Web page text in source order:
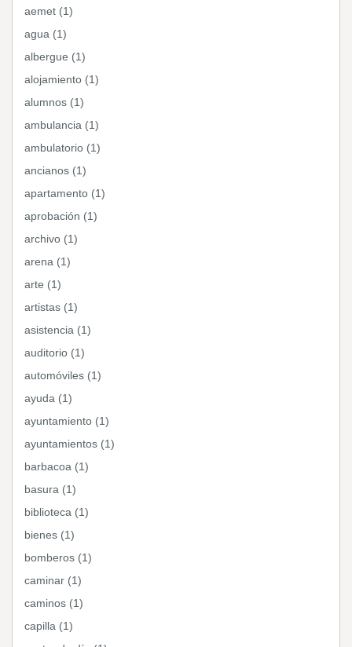
aemet (1)
agua (1)
albergue (1)
alojamiento (1)
alumnos (1)
ambulancia (1)
ambulatorio (1)
ancianos (1)
apartamento (1)
aprobación (1)
archivo (1)
arena (1)
arte (1)
artistas (1)
asistencia (1)
auditorio (1)
automóviles (1)
ayuda (1)
ayuntamiento (1)
ayuntamientos (1)
barbacoa (1)
basura (1)
biblioteca (1)
bienes (1)
bomberos (1)
caminar (1)
caminos (1)
capilla (1)